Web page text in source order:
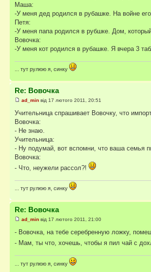
Маша:
-У меня дед родился в рубашке. На войне
Петя:
-У меня папа родился в рубшке. Дом,
Вовочка:
-У меня кот родился в рубашке. Я вчера 3
... тут рулюю я, синку
Re: Вовочка
ad_min від 17 лютого 2011, 20:51
Учительница спpашивает Вовочку, что
Вовочка:
- Hе знаю.
Учительница:
- Hу подумай, вот вспомни, что ваша семья
Вовочка:
- Что, неужели pассол?!
... тут рулюю я, синку
Re: Вовочка
ad_min від 17 лютого 2011, 21:00
- Вовочка, на тебе серебренную ложку,
- Мам, ты что, хочешь, чтобы я пил чай с
... тут рулюю я, синку